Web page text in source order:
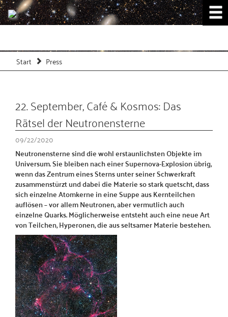
Start Press
22. September, Café & Kosmos: Das
Rätsel der Neutronensterne
09/22/2020
Neutronensterne sind die wohl erstaunlichsten Objekte im
Universum. Sie bleiben nach einer Supernova-Explosion übrig,
wenn das Zentrum eines Sterns unter seiner Schwerkraft
zusammenstürzt und dabei die Materie so stark quetscht, dass
sich einzelne Atomkerne in eine Suppe aus Kernteilchen
auflösen – vor allem Neutronen, aber vermutlich auch
einzelne Quarks. Möglicherweise entsteht auch eine neue Art
von Teilchen, Hyperonen, die aus seltsamer Materie bestehen.